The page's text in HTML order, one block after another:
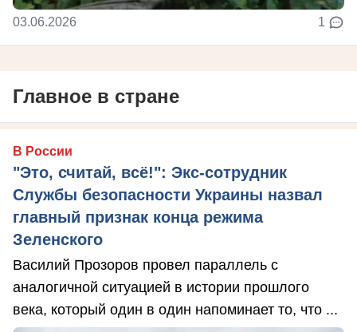
03.06.2026 1
Главное в стране
В России
"Это, считай, всё!": Экс-сотрудник
Службы безопасности Украины назвал
главный признак конца режима
Зеленского
Василий Прозоров провел параллель с
аналогичной ситуацией в истории прошлого
века, который один в один напоминает то, что ...